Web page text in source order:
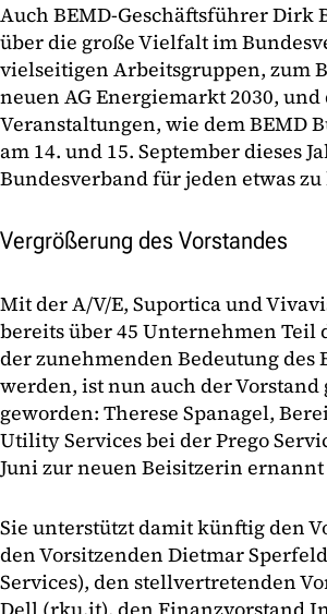
Auch BEMD-Geschäftsführer Dirk
über die große Vielfalt im
vielseitigen Arbeitsgruppen, zum
neuen AG Energiemarkt 2030,
Veranstaltungen, wie dem BEMD
am 14. und 15. September dieses
Bundesverband für jeden etwas zu
Vergrößerung des Vorstandes
Mit der A/V/E, Suportica und
bereits über 45 Unternehmen Teil
der zunehmenden Bedeutung des
werden, ist nun auch der Vorstand
geworden: Therese Spanagel,
Utility Services bei der Prego
Juni zur neuen Beisitzerin
Sie unterstützt damit künftig den
den Vorsitzenden Dietmar
Services), den stellvertretenden